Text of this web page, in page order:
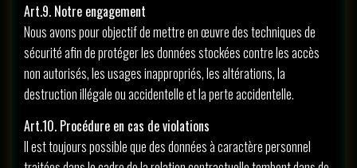
Art.9. Notre engagement
Nous avons pour objectif de mettre en œuvre des techniques de
sécurité afin de protéger les données stockées contre les accès
non autorisés, les usages inappropriés, les altérations, la
destruction illégale ou accidentelle et la perte accidentelle.
Art.10. Procédure en cas de violations
Il est toujours possible que des données à caractère personnel